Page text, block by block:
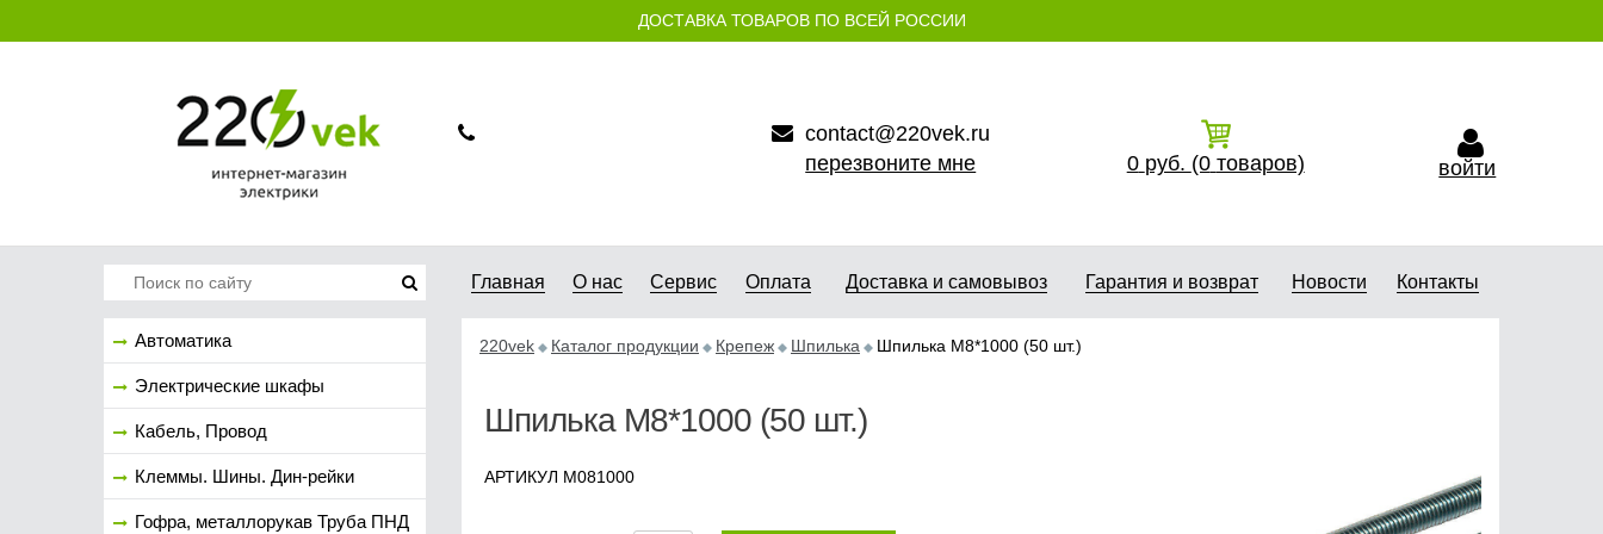
ДОСТАВКА ТОВАРОВ ПО ВСЕЙ РОССИИ
contact@220vek.ru
перезвоните мне
0 руб. (0 товаров) войти
Автоматика
Электрические шкафы
Кабель, Провод
Клеммы. Шины. Дин-рейки
Гофра, металлорукав Труба ПНД
Главная О нас Сервис Оплата Доставка и самовывоз Гарантия и возврат Новости Контакты
220vek Каталог продукции Крепеж Шпилька Шпилька M8*1000 (50 шт.)
Шпилька M8*1000 (50 шт.)
АРТИКУЛ М081000